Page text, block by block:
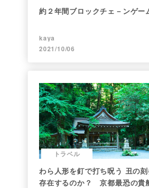
約２年間ブロックチェ－ンゲー
kaya
2021/10/06
トラベル
わら人形を釘で打ち呪う 丑の
存在するのか？ 京都最恐の貴